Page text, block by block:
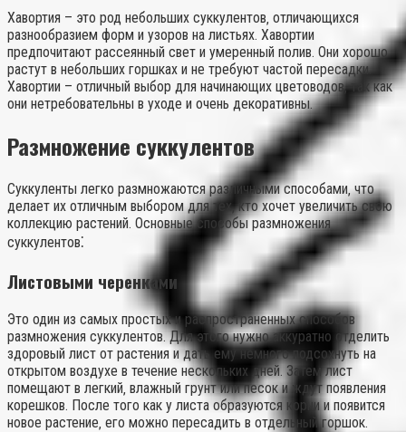
Хавортия – это род небольших суккулентов‚ отличающихся
разнообразием форм и узоров на листьях. Хавортии
предпочитают рассеянный свет и умеренный полив. Они хорошо
растут в небольших горшках и не требуют частой пересадки.
Хавортии – отличный выбор для начинающих цветоводов‚ так как
они нетребовательны в уходе и очень декоративны.
Размножение суккулентов
Суккуленты легко размножаются различными способами‚ что
делает их отличным выбором для тех‚ кто хочет увеличить свою
коллекцию растений. Основные способы размножения
суккулентов⁚
Листовыми черенками
Это один из самых простых и распространенных способов
размножения суккулентов. Для этого нужно аккуратно отделить
здоровый лист от растения и дать ему немного подсохнуть на
открытом воздухе в течение нескольких дней. Затем лист
помещают в легкий‚ влажный грунт или песок и ждут появления
корешков. После того как у листа образуются корни и появится
новое растение‚ его можно пересадить в отдельный горшок.